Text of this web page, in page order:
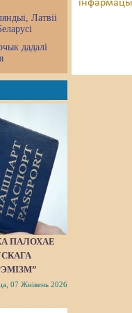
Латвіі
дадалі
ПАЛОХАЕ
07 Жнівень 2026